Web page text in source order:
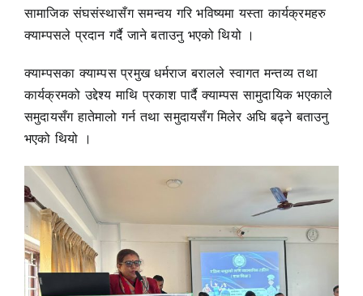
सामाजिक संघसंस्थासँग समन्वय गरि भविष्यमा यस्ता कार्यक्रमहरु
क्याम्पसले प्रदान गर्दै जाने बताउनु भएको थियो ।
क्याम्पसका क्याम्पस प्रमुख धर्मराज बरालले स्वागत मन्तव्य तथा
कार्यक्रमको उद्देश्य माथि प्रकाश पार्दै क्याम्पस सामुदायिक भएकाले
समुदायसँग हातेमालो गर्न तथा समुदायसँग मिलेर अघि बढ्ने बताउनु
भएको थियो ।